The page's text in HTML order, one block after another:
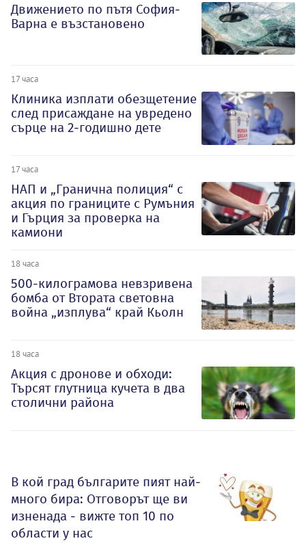
Движението по пътя София-
Варна е възстановено
17 часа
Клиника изплати обезщетение
след присаждане на увредено
сърце на 2-годишно дете
17 часа
НАП и „Гранична полиция“ с
акция по границите с Румъния
и Гърция за проверка на
камиони
18 часа
500-килограмова невзривена
бомба от Втората световна
война „изплува“ край Кьолн
18 часа
Акция с дронове и обходи:
Търсят глутница кучета в два
столични района
В кой град българите пият най-
много бира: Отговорът ще ви
изненада - вижте топ 10 по
области у нас